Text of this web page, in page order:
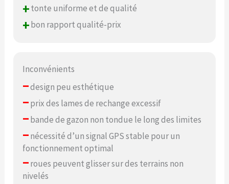
+tonte uniforme et de qualité
+bon rapport qualité-prix
Inconvénients
–design peu esthétique
–prix des lames de rechange excessif
–bande de gazon non tondue le long des limites
–nécessité d’un signal GPS stable pour un
fonctionnement optimal
–roues peuvent glisser sur des terrains non
nivelés